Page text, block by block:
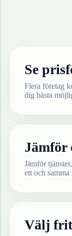
Se
Flera företag
dig bästa
Jämför
Jämför
ett och samma
Välj